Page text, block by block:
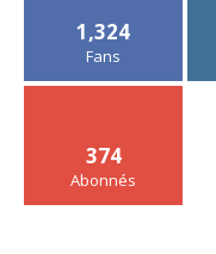
1,324
Fans
374
Abonnés